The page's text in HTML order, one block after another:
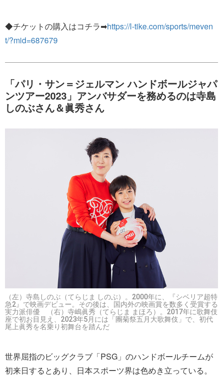
◆チケットの購入はコチラ➡https://l-tike.com/sports/meven
t/?mid=687679
「パリ・サン＝ジェルマン ハンドボールジャパ
ンツアー2023」アンバサダーを務めるのは寺島
しのぶさん＆眞秀さん
（左）寺島しのぶ（てらじま しのぶ）。2000年に、『シベリア超特
急2』で映画デビュー。その後は、国内外の映画賞を数多く受賞する
実力派俳優 （右）寺嶋眞秀（てらじま まほろ）。2017年に歌舞伎
座で初お目見え、2023年5月には「團菊祭五月大歌舞伎」で、初代
尾上眞秀を名乗り初舞台を踏んだ
世界屈指のビッグクラブ「PSG」のハンドボールチームが
初来日するとあり、日本スポーツ界は色めき立っている。